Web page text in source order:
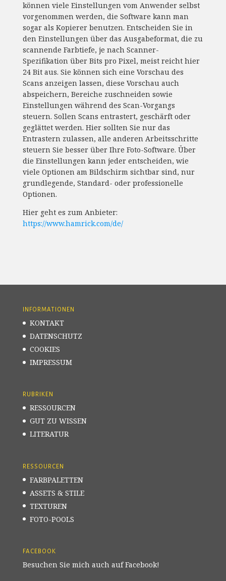
können viele Einstellungen vom Anwender selbst
vorgenommen werden, die Software kann man
sogar als Kopierer benutzen. Entscheiden Sie in
den Einstellungen über das Ausgabeformat, die zu
scannende Farbtiefe, je nach Scanner-
Spezifikation über Bits pro Pixel, meist reicht hier
24 Bit aus. Sie können sich eine Vorschau des
Scans anzeigen lassen, diese Vorschau auch
abspeichern, Bereiche zuschneiden sowie
Einstellungen während des Scan-Vorgangs
steuern. Sollen Scans entrastert, geschärft oder
geglättet werden. Hier sollten Sie nur das
Entrastern zulassen, alle anderen Arbeitsschritte
steuern Sie besser über Ihre Foto-Software. Über
die Einstellungen kann jeder entscheiden, wie
viele Optionen am Bildschirm sichtbar sind, nur
grundlegende, Standard- oder professionelle
Optionen.
Hier geht es zum Anbieter:
https://www.hamrick.com/de/
INFORMATIONEN
KONTAKT
DATENSCHUTZ
COOKIES
IMPRESSUM
RUBRIKEN
RESSOURCEN
GUT ZU WISSEN
LITERATUR
RESSOURCEN
FARBPALETTEN
ASSETS & STILE
TEXTUREN
FOTO-POOLS
FACEBOOK
Besuchen Sie mich auch auf Facebook!